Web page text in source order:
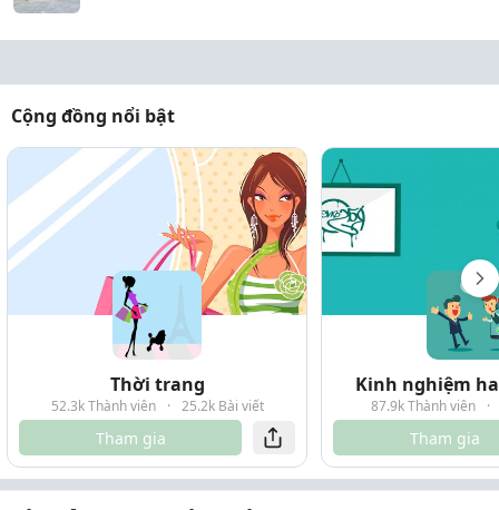
Cộng đồng nổi bật
Thời trang
52.3k Thành viên · 25.2k Bài viết
Tham gia
Kinh nghiệm
87.9k Thành viên ·
Tham gia